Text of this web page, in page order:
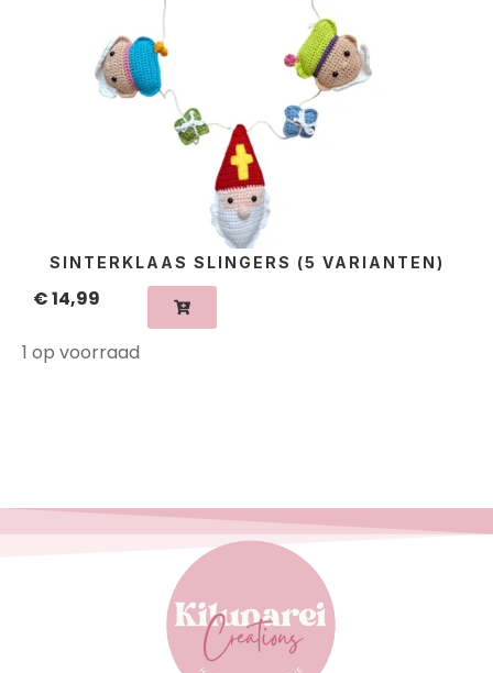
SINTERKLAAS SLINGERS (5 VARIANTEN)
€14,99
1 op voorraad